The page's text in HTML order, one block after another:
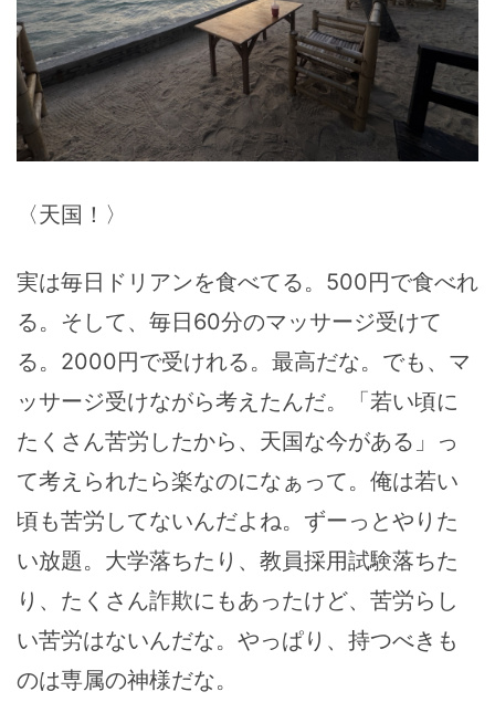
〈天国！〉
実は毎日ドリアンを食べてる。500円で食べれ
る。そして、毎日60分のマッサージ受けて
る。2000円で受けれる。最高だな。でも、マ
ッサージ受けながら考えたんだ。「若い頃に
たくさん苦労したから、天国な今がある」っ
て考えられたら楽なのになぁって。俺は若い
頃も苦労してないんだよね。ずーっとやりた
い放題。大学落ちたり、教員採用試験落ちた
り、たくさん詐欺にもあったけど、苦労らし
い苦労はないんだな。やっぱり、持つべきも
のは専属の神様だな。